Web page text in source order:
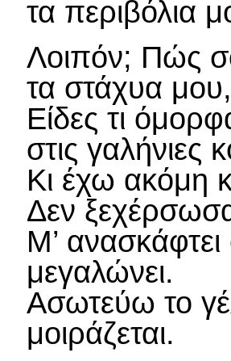
τα περιβόλια
Λοιπόν; Πώς
τα στάχυα
Είδες τι
στις γαλήνιες
Κι έχω ακόμη
Δεν
Μ’
μεγαλώνει.
Ασωτεύω το
μοιράζεται.